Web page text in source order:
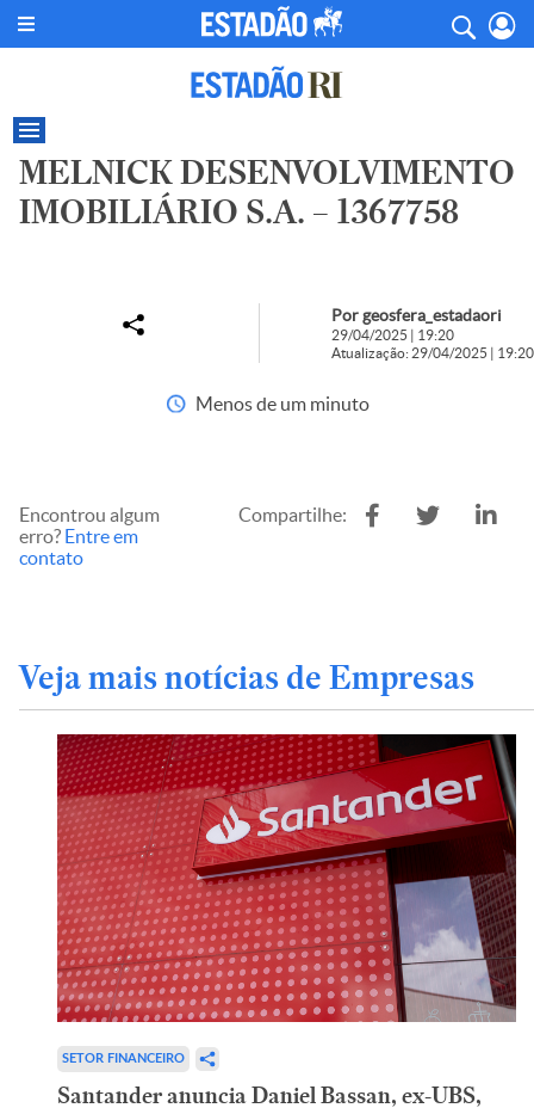
MELNICK DESENVOLVIMENTO
IMOBILIÁRIO S.A. – 1367758
Por geosfera_estadaori
29/04/2025 | 19:20
Atualização: 29/04/2025 | 19:20
Menos de um minuto
Encontrou algum
erro? Entre em
contato
Compartilhe:
Veja mais notícias de Empresas
SETOR FINANCEIRO
Santander anuncia Daniel Bassan, ex-UBS,